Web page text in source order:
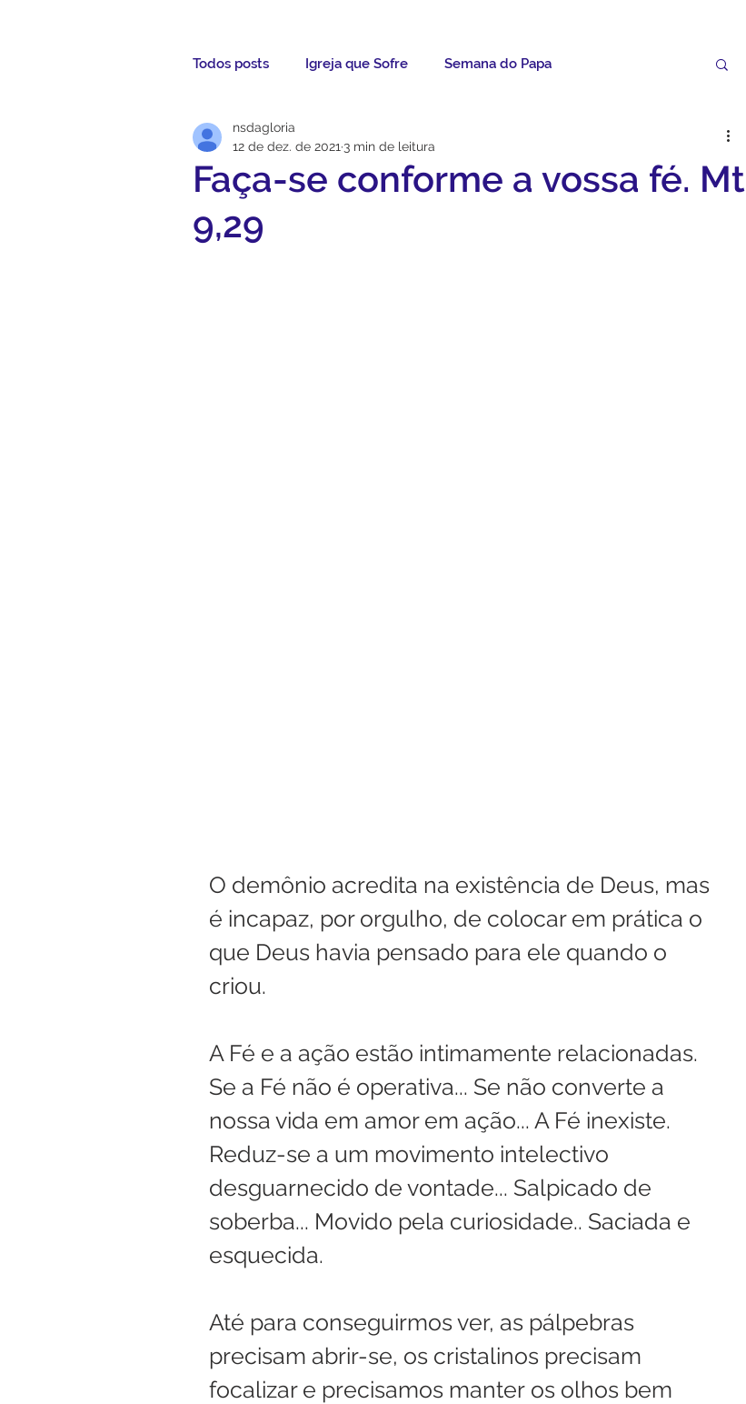
Todos posts Igreja que Sofre Semana do Papa
Mensagem da Semana
Faça-se conforme a vossa fé. Mt
9,29
nsdagloria
12 de dez. de 2021 3 min de leitura
O demônio acredita na existência de Deus, mas
é incapaz, por orgulho, de colocar em prática o
que Deus havia pensado para ele quando o
criou.
A Fé e a ação estão intimamente relacionadas.
Se a Fé não é operativa... Se não converte a
nossa vida em amor em ação... A Fé inexiste.
Reduz-se a um movimento intelectivo
desguarnecido de vontade... Salpicado de
soberba... Movido pela curiosidade.. Saciada e
esquecida.
Até para conseguirmos ver, as pálpebras
precisam abrir-se, os cristalinos precisam
focalizar e precisamos manter os olhos bem